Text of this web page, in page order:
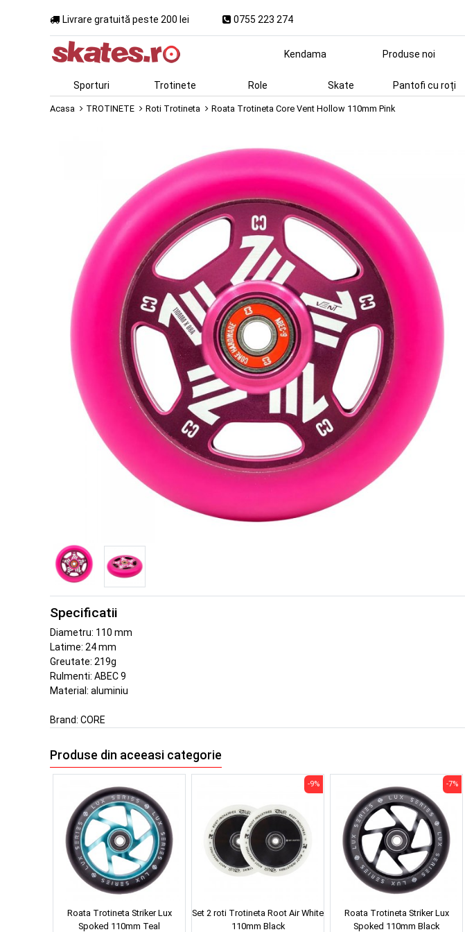
Livrare gratuită peste 200 lei 0755 223 274
Kendama Produse noi
Sporturi Trotinete Role Skate Pantofi cu roți
Acasa TROTINETE Roti Trotineta Roata Trotineta Core Vent Hollow 110mm Pink
Specificatii
Diametru: 110 mm
Latime: 24 mm
Greutate: 219g
Rulmenti: ABEC 9
Material: aluminiu
Brand: CORE
Produse din aceeasi categorie
Roata Trotineta Striker Lux
Spoked 110mm Teal
Set 2 roti Trotineta Root Air White
110mm Black
-9%
Roata Trotineta Striker Lux
Spoked 110mm Black
-7%